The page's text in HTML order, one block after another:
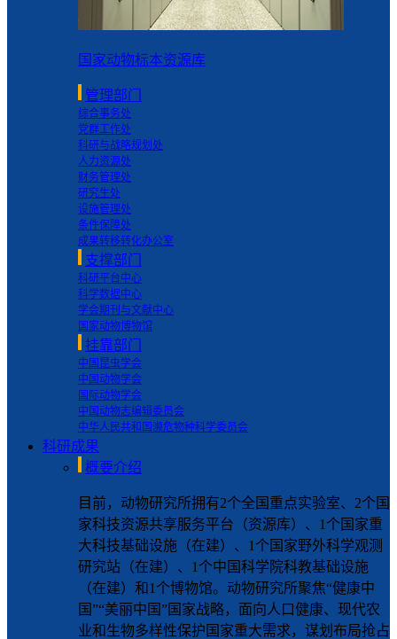
国家动物标本资源库
管理部门
综合事务处
党群工作处
科研与战略规划处
人力资源处
财务管理处
研究生处
设施管理处
条件保障处
成果转移转化办公室
支撑部门
科研平台中心
科学数据中心
学会期刊与文献中心
国家动物博物馆
挂靠部门
中国昆虫学会
中国动物学会
国际动物学会
中国动物志编辑委员会
中华人民共和国濒危物种科学委员会
科研成果
概要介绍
目前，动物研究所拥有2个全国重点实验室、2个国
家科技资源共享服务平台（资源库）、1个国家重
大科技基础设施（在建）、1个国家野外科学观测
研究站（在建）、1个中国科学院科教基础设施
（在建）和1个博物馆。动物研究所聚焦“健康中
国”“美丽中国”国家战略，面向人口健康、现代农
业和生物多样性保护国家重大需求，谋划布局抢占